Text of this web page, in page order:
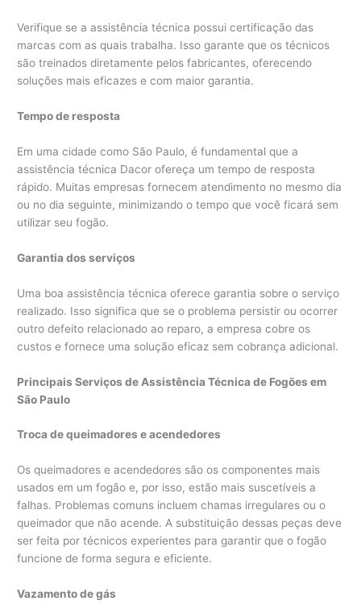
Verifique se a assistência técnica possui certificação das
marcas com as quais trabalha. Isso garante que os técnicos
são treinados diretamente pelos fabricantes, oferecendo
soluções mais eficazes e com maior garantia.
Tempo de resposta
Em uma cidade como São Paulo, é fundamental que a
assistência técnica Dacor ofereça um tempo de resposta
rápido. Muitas empresas fornecem atendimento no mesmo dia
ou no dia seguinte, minimizando o tempo que você ficará sem
utilizar seu fogão.
Garantia dos serviços
Uma boa assistência técnica oferece garantia sobre o serviço
realizado. Isso significa que se o problema persistir ou ocorrer
outro defeito relacionado ao reparo, a empresa cobre os
custos e fornece uma solução eficaz sem cobrança adicional.
Principais Serviços de Assistência Técnica de Fogões em
São Paulo
Troca de queimadores e acendedores
Os queimadores e acendedores são os componentes mais
usados em um fogão e, por isso, estão mais suscetíveis a
falhas. Problemas comuns incluem chamas irregulares ou o
queimador que não acende. A substituição dessas peças deve
ser feita por técnicos experientes para garantir que o fogão
funcione de forma segura e eficiente.
Vazamento de gás